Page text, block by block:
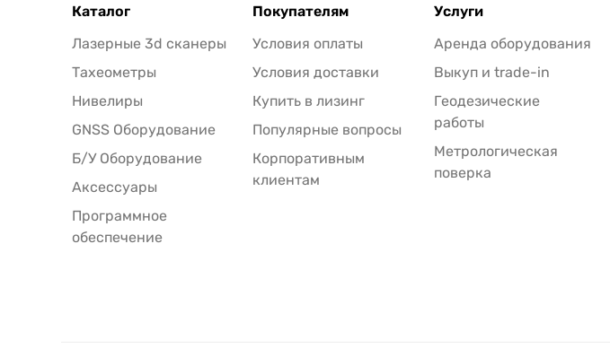
Каталог
Лазерные 3d сканеры
Тахеометры
Нивелиры
GNSS Оборудование
Б/У Оборудование
Аксессуары
Программное
обеспечение
Покупателям
Условия оплаты
Условия доставки
Купить в лизинг
Популярные вопросы
Корпоративным
клиентам
Услуги
Аренда оборудования
Выкуп и trade-in
Геодезические
работы
Метрологическая
поверка